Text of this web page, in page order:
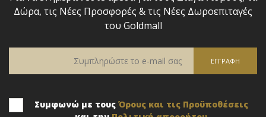
Δώρα, τις Νέες Προσφορές & τις Νέες Δωροεπιταγές
του Goldmall
Συμφωνώ με τους Όρους και τις Προϋποθέσεις